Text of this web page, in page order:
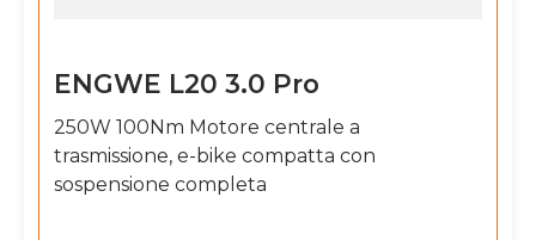
ENGWE L20 3.0 Pro
250W 100Nm Motore centrale a
trasmissione, e-bike compatta con
sospensione completa